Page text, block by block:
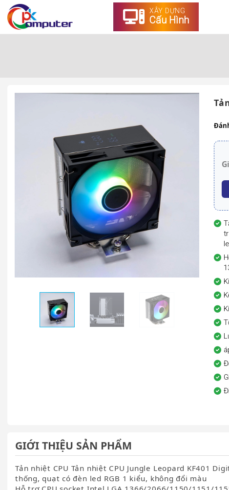
XÂY DỰNG
Cấu Hình
GIỚI THIỆU SẢN PHẨM
Tản nhiệt CPU Tản nhiệt CPU Jungle Leopard KF401
thống, quạt có đèn led RGB 1 kiểu, không đổi màu